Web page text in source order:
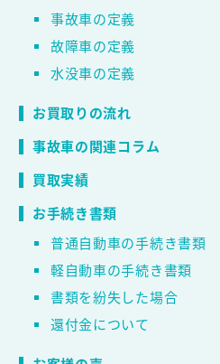
事故車の定義
故障車の定義
水没車の定義
お買取りの流れ
事故車の関連コラム
買取実績
お手続き書類
普通自動車の手続き書類
軽自動車の手続き書類
書類を紛失した場合
還付金について